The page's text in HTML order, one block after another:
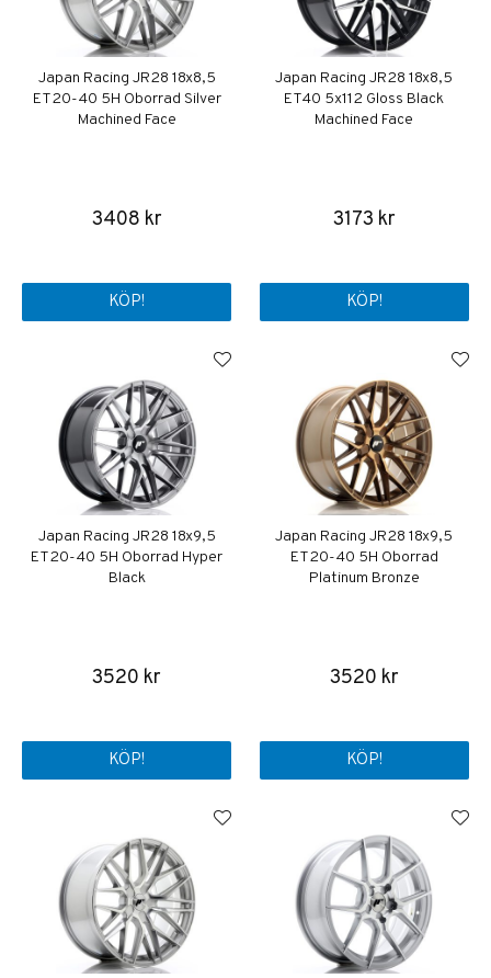
Japan Racing JR28 18x8,5
ET20-40 5H Oborrad Silver
Machined Face
3408 kr
KÖP!
Japan Racing JR28 18x8,5
ET40 5x112 Gloss Black
Machined Face
3173 kr
KÖP!
Japan Racing JR28 18x9,5
ET20-40 5H Oborrad Hyper
Black
3520 kr
KÖP!
Japan Racing JR28 18x9,5
ET20-40 5H Oborrad
Platinum Bronze
3520 kr
KÖP!